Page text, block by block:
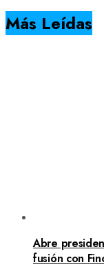
Más Leídas
Abre
fusión con